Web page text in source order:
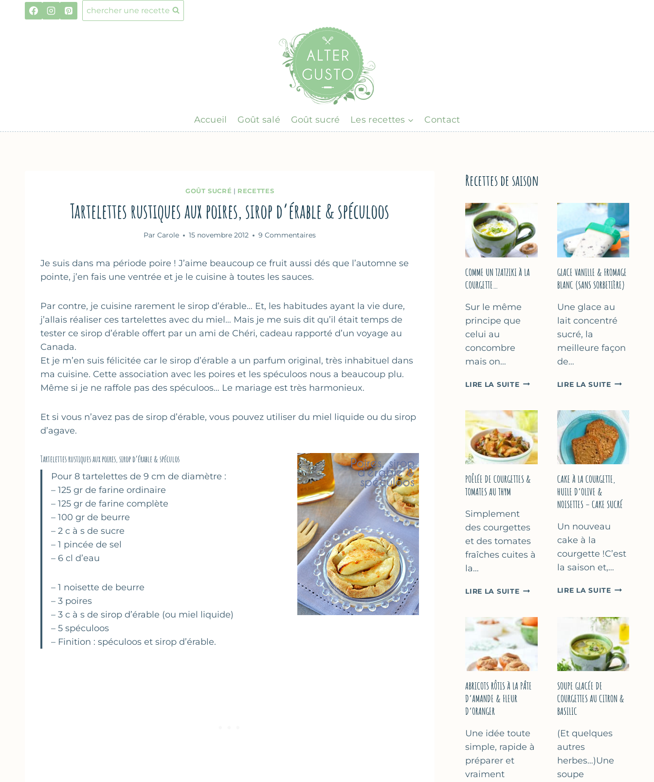
chercher une recette
Accueil Goût salé Goût sucré Les recettes Contact
GOÛT SUCRÉ | RECETTES
Tartelettes rustiques aux poires, sirop d’érable & spéculoos
Par Carole 15 novembre 2012 9 Commentaires
Je suis dans ma période poire ! J’aime beaucoup ce fruit aussi dés que l’automne se
pointe, j’en fais une ventrée et je le cuisine à toutes les sauces.
Par contre, je cuisine rarement le sirop d’érable… Et, les habitudes ayant la vie dure,
j’allais réaliser ces tartelettes avec du miel… Mais je me suis dit qu’il était temps de
tester ce sirop d’érable offert par un ami de Chéri, cadeau rapporté d’un voyage au
Canada.
Et je m’en suis félicitée car le sirop d’érable a un parfum original, très inhabituel dans
ma cuisine. Cette association avec les poires et les spéculoos nous a beaucoup plu.
Même si je ne raffole pas des spéculoos… Le mariage est très harmonieux.
Et si vous n’avez pas de sirop d’érable, vous pouvez utiliser du miel liquide ou du sirop
d’agave.
Tartelettes rustiques aux poires, sirop d’érable & spéculos
Pour 8 tartelettes de 9 cm de diamètre :
– 125 gr de farine ordinaire
– 125 gr de farine complète
– 100 gr de beurre
– 2 c à s de sucre
– 1 pincée de sel
– 6 cl d’eau
– 1 noisette de beurre
– 3 poires
– 3 c à s de sirop d’érable (ou miel liquide)
– 5 spéculoos
– Finition : spéculoos et sirop d’érable.
Recettes de saison
COMME UN TZATZIKI À LA
COURGETTE…
Sur le même
principe que
celui au
concombre
mais on…
LIRE LA SUITECOMME
À
LA
COURGETTE…
GLACE VANILLE & FROMAGE
BLANC (SANS SORBETIÈRE)
Une glace au
lait concentré
sucré, la
meilleure façon
de…
LIRE LA SUITEGLACE
FROMAGE
BLANC
(SANS
POÊLÉE DE COURGETTES &
TOMATES AU THYM
Simplement
des courgettes
et des tomates
fraîches cuites à
la…
LIRE LA SUITEPOÊLÉE
&
TOMATES
AU
THYM
CAKE À LA COURGETTE,
HUILE D’OLIVE &
NOISETTES – CAKE SUCRÉ
Un nouveau
cake à la
courgette !C’est
la saison et,…
LIRE LA SUITECAKE
HUILE
D’OLIVE
&
NOISETTES
SUCRÉ
ABRICOTS RÔTIS À LA PÂTE
D’AMANDE & FLEUR
D’ORANGER
Une idée toute
simple, rapide à
préparer et
vraiment
SOUPE GLACÉE DE
COURGETTES AU CITRON &
BASILIC
(Et quelques
autres
herbes…)Une
soupe